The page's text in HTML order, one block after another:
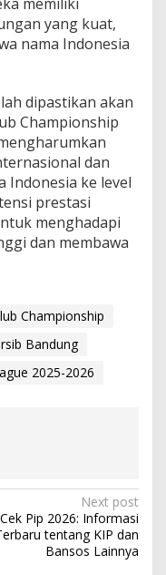
yang kuat,
nama Indonesia
dipastikan akan
Championship
dan
Indonesia ke level
prestasi
menghadapi
dan membawa
Championship
Bandung
2025-2026
Next post
Cek Pip 2026: Informasi
tentang KIP dan
Bansos Lainnya